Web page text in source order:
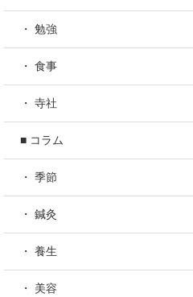
・ 勉強
・ 食事
・ 寺社
■ コラム
・ 季節
・ 鍼灸
・ 養生
・ 美容